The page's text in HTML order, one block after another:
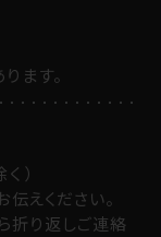
ます。
）
えください。
折り返しご連絡